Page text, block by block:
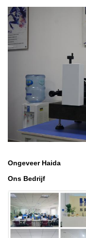
Ongeveer Haida
Ons Bedrijf